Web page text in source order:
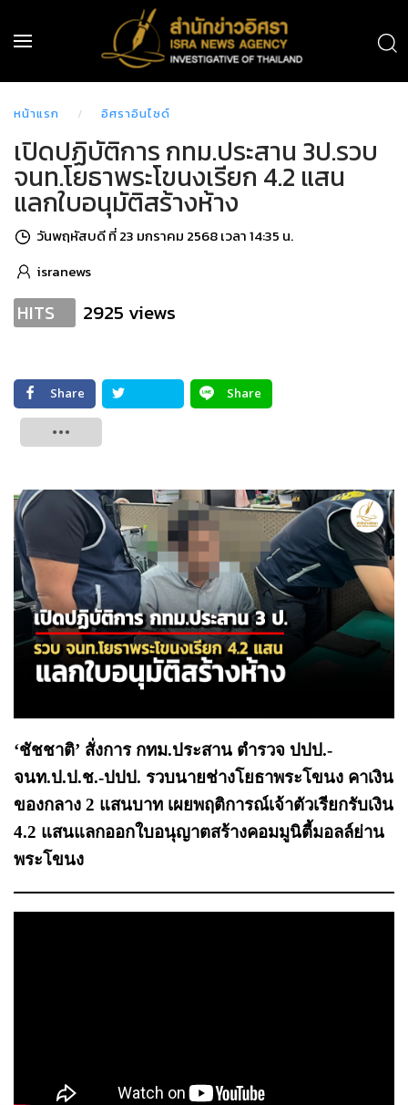
หน้าแรก อิศราอินไซด์
เปิดปฏิบัติการ กทม.ประสาน 3ป.รวบ
จนท.โยธาพระโขนงเรียก 4.2 แสน
แลกใบอนุมัติสร้างห้าง
วันพฤหัสบดี ที่ 23 มกราคม 2568 เวลา 14:35 น.
isranews
HITS 2925 views
Share
Share
‘ชัชชาติ’ สั่งการ กทม.ประสาน ตำรวจ ปปป.-
จนท.ป.ป.ช.-ปปป. รวบนายช่างโยธาพระโขนง คาเงิน
ของกลาง 2 แสนบาท เผยพฤติการณ์เจ้าตัวเรียกรับเงิน
4.2 แสนแลกออกใบอนุญาตสร้างคอมมูนิตี้มอลล์ย่าน
พระโขนง